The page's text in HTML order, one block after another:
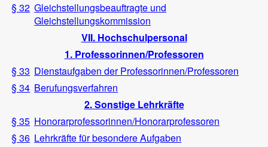
§ 32 Gleichstellungsbeauftragte und
Gleichstellungskommission
VII. Hochschulpersonal
1. Professorinnen/Professoren
§ 33 Dienstaufgaben der Professorinnen/Professoren
§ 34 Berufungsverfahren
2. Sonstige Lehrkräfte
§ 35 Honorarprofessorinnen/Honorarprofessoren
§ 36 Lehrkräfte für besondere Aufgaben